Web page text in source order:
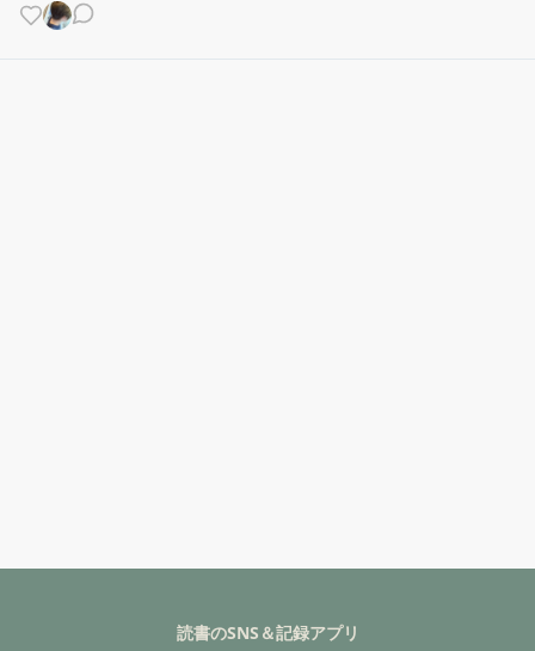
読書のSNS＆記録アプリ